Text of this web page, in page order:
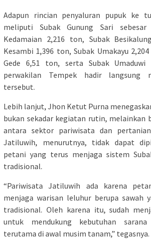
Adapun rincian penyaluran pupuk ke
meliputi Subak Gunung Sari
Kedamaian 2,216 ton, Subak
Kesambi 1,396 ton, Subak Umakayu
Gede 6,51 ton, serta Subak Umaduwi
perwakilan Tempek hadir langsung
tersebut.
Lebih lanjut, Jhon Ketut Purna
bukan sekadar kegiatan rutin, melainkan
antara sektor pariwisata dan
Jatiluwih, menurutnya, tidak dapat
petani yang terus menjaga sistem
tradisional.
“Pariwisata Jatiluwih ada karena
menjaga warisan leluhur berupa sawah
tradisional. Oleh karena itu, sudah
untuk mendukung kebutuhan
terutama di awal musim tanam,” tegasnya.